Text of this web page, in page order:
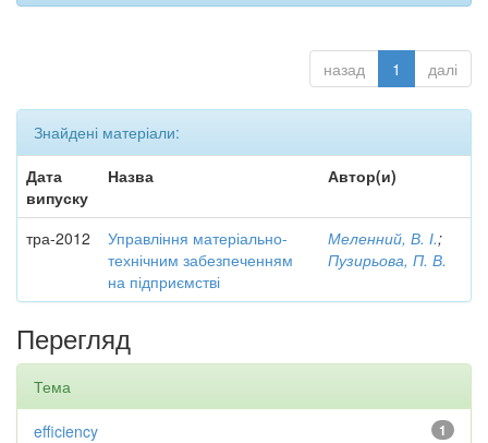
назад 1 далі
Знайдені матеріали:
Дата
випуску
Назва Автор(и)
тра-2012
Управління матеріально-
технічним забезпеченням
на підприємстві
Меленний, В. І.;
Пузирьова, П. В.
Перегляд
Тема
1
efficiency